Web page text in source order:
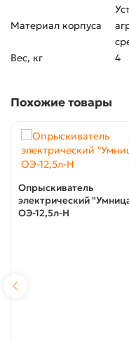
Материал корпуса
Вес, кг
4
Похожие товары
Опрыскиватель
электрический
ОЭ-12,5л-Н